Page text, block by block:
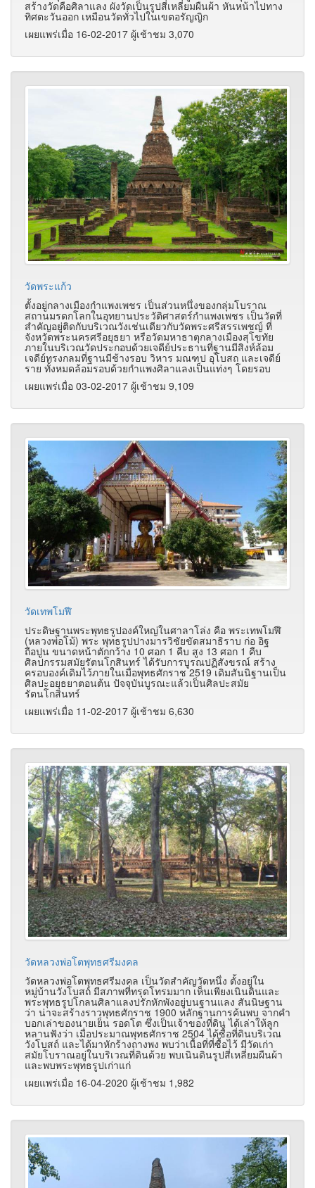
สร้างวัดคือศิลาแลง ผังวัดเป็นรูปสี่เหลี่ยมผืนผ้า หันหน้าไปทาง
ทิศตะวันออก เหมือนวัดทั่วไปในเขตอรัญญิก
เผยแพร่เมื่อ 16-02-2017 ผู้เช้าชม 3,070
วัดพระแก้ว
ตั้งอยู่กลางเมืองกำแพงเพชร เป็นส่วนหนึ่งของกลุ่มโบราณ
สถานมรดกโลกในอุทยานประวัติศาสตร์กำแพงเพชร เป็นวัดที่
สำคัญอยู่ติดกับบริเวณวังเช่นเดียวกับวัดพระศรีสรรเพชญ์ ที่
จังหวัดพระนครศรีอยุธยา หรือวัดมหาธาตุกลางเมืองสุโขทัย
ภายในบริเวณวัดประกอบด้วยเจดีย์ประธานที่ฐานมีสิงห์ล้อม
เจดีย์ทรงกลมที่ฐานมีช้างรอบ วิหาร มณฑป อุโบสถ และเจดีย์
ราย ทั้งหมดล้อมรอบด้วยกำแพงศิลาแลงเป็นแท่งๆ โดยรอบ
เผยแพร่เมื่อ 03-02-2017 ผู้เช้าชม 9,109
วัดเทพโมฬี
ประดิษฐานพระพุทธรูปองค์ใหญ่ในศาลาโล่ง คือ พระเทพโมฬี
(หลวงพ่อโม้) พระ พุทธรูปปางมารวิชัยขัดสมาธิราบ ก่อ อิฐ
ถือปูน ขนาดหน้าตักกว้าง 10 ศอก 1 คืบ สูง 13 ศอก 1 คืบ
ศิลปกรรมสมัยรัตนโกสินทร์ ได้รับการบูรณปฏิสังขรณ์ สร้าง
ครอบองค์เดิมไว้ภายในเมื่อพุทธศักราช 2519 เดิมสันนิฐานเป็น
ศิลปะอยุธยาตอนต้น ปัจจุบันบูรณะแล้วเป็นศิลปะสมัย
รัตนโกสินทร์
เผยแพร่เมื่อ 11-02-2017 ผู้เช้าชม 6,630
วัดหลวงพ่อโตพุทธศรีมงคล
วัดหลวงพ่อโตพุทธศรีมงคล เป็นวัดสำคัญวัดหนึ่ง ตั้งอยู่ใน
หมู่บ้านวังโบสถ์ มีสภาพที่ทรุดโทรมมาก เห็นเพียงเนินดินและ
พระพุทธรูปโกลนศิลาแลงปรักหักพังอยู่บนฐานแลง สันนิษฐาน
ว่า น่าจะสร้างราวพุทธศักราช 1900 หลักฐานการค้นพบ จากคำ
บอกเล่าของนายเย็น รอดโต ซึ่งเป็นเจ้าของที่ดิน ได้เล่าให้ลูก
หลานฟังว่า เมื่อประมาณพุทธศักราช 2504 ได้ซื้อที่ดินบริเวณ
วังโบสถ์ และได้มาหักร้างถางพง พบว่าเนื้อที่ที่ซื้อไว้ มีวัดเก่า
สมัยโบราณอยู่ในบริเวณที่ดินด้วย พบเนินดินรูปสี่เหลี่ยมผืนผ้า
และพบพระพุทธรูปเก่าแก่
เผยแพร่เมื่อ 16-04-2020 ผู้เช้าชม 1,982